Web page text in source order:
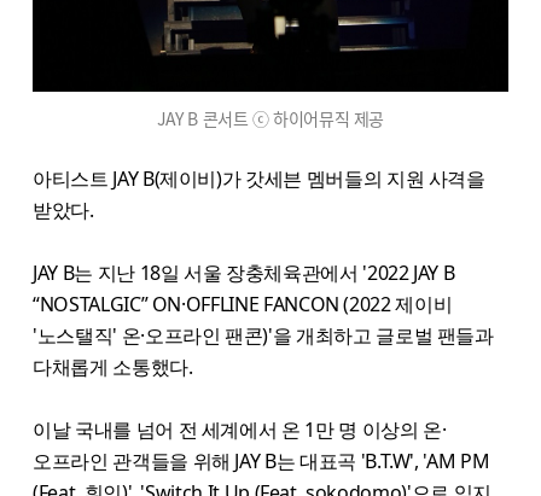
JAY B 콘서트 ⓒ 하이어뮤직 제공
아티스트 JAY B(제이비)가 갓세븐 멤버들의 지원 사격을
받았다.
JAY B는 지난 18일 서울 장충체육관에서 '2022 JAY B
“NOSTALGIC” ON·OFFLINE FANCON (2022 제이비
'노스탤직' 온·오프라인 팬콘)'을 개최하고 글로벌 팬들과
다채롭게 소통했다.
이날 국내를 넘어 전 세계에서 온 1만 명 이상의 온·
오프라인 관객들을 위해 JAY B는 대표곡 'B.T.W', 'AM PM